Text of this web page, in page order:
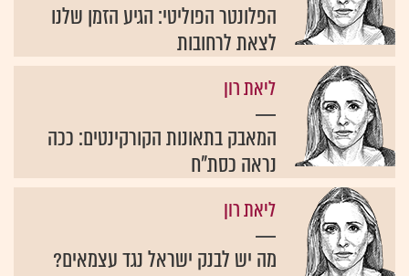
הפלונטר הפוליטי: הגיע הזמן שלנו
לצאת לרחובות
ליאת רון
המאבק בתאונות הקורקינטים: ככה
נראה כסת"ח
ליאת רון
מה יש לבנק ישראל נגד עצמאים?